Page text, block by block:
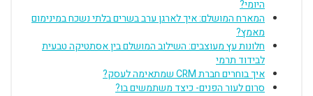
היומי?
המארח המושלם: איך לארגן ערב בשרים בלתי נשכח במינימום
מאמץ?
חלונות עץ מעוצבים: השילוב המושלם בין אסתטיקה טבעית
לבידוד תרמי
איך בוחרים חברת CRM שמתאימה לעסק?
סרום לעור הפנים- כיצד משתמשים בו?